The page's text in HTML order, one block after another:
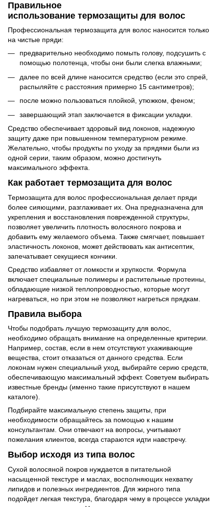
Правильное
использование термозащиты для волос
Профессиональная термозащита для волос наносится только
на чистые пряди:
предварительно необходимо помыть голову, подсушить с
помощью полотенца, чтобы они были слегка влажными;
далее по всей длине наносится средство (если это спрей,
распыляйте с расстояния примерно 15 сантиметров);
после можно пользоваться плойкой, утюжком, феном;
завершающий этап заключается в фиксации укладки.
Средство обеспечивает здоровый вид локонов, надежную
защиту даже при повышенном температурном режиме.
Желательно, чтобы продукты по уходу за прядями были из
одной серии, таким образом, можно достигнуть
максимального эффекта.
Как работает термозащита для волос
Термозащита для волос профессиональная делает пряди
более сияющими, разглаживает их. Она предназначена для
укрепления и восстановления поврежденной структуры,
позволяет увеличить плотность волосяного покрова и
добавить ему желаемого объема. Также смягчает, повышает
эластичность локонов, может действовать как антисептик,
запечатывает секущиеся кончики.
Средство избавляет от ломкости и хрупкости. Формула
включает специальные полимеры и растительные протеины,
обладающие низкой теплопроводностью, которые могут
нагреваться, но при этом не позволяют нагреться прядкам.
Правила выбора
Чтобы подобрать лучшую термозащиту для волос,
необходимо обращать внимание на определенные критерии.
Например, состав, если в нем отсутствуют ухаживающие
вещества, стоит отказаться от данного средства. Если
локонам нужен специальный уход, выбирайте серию средств,
обеспечивающую максимальный эффект. Советуем выбирать
известные бренды (именно такие присутствуют в нашем
каталоге).
Подбирайте максимальную степень защиты, при
необходимости обращайтесь за помощью к нашим
консультантам. Они отвечают на вопросы, учитывают
пожелания клиентов, всегда стараются идти навстречу.
Выбор исходя из типа волос
Сухой волосяной покров нуждается в питательной
насыщенной текстуре и маслах, восполняющих нехватку
липидов и полезных ингредиентов. Для жирного типа
подойдет легкая текстура, благодаря чему в процессе укладки